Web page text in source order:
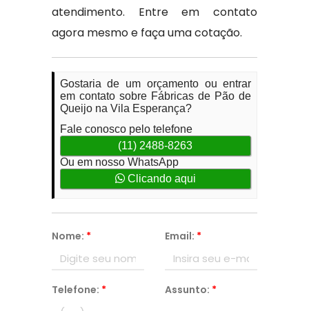
atendimento. Entre em contato
agora mesmo e faça uma cotação.
Gostaria de um orçamento ou entrar
em contato sobre Fábricas de Pão de
Queijo na Vila Esperança?
Fale conosco pelo telefone
(11) 2488-8263
Ou em nosso WhatsApp
Clicando aqui
Nome: * Email: *
Telefone: * Assunto: *